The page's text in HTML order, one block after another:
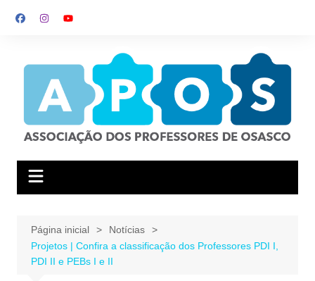
para
Página inicial
Notícias
Projetos | Confira a classificação dos Professores PDI I,
PDI II e PEBs I e II